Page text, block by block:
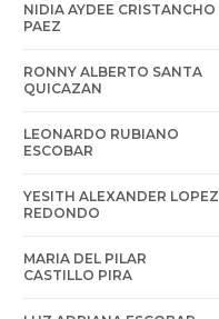
NIDIA AYDEE CRISTANCHO
PAEZ
RONNY ALBERTO SANTA
QUICAZAN
LEONARDO RUBIANO
ESCOBAR
YESITH ALEXANDER LOPEZ
REDONDO
MARIA DEL PILAR
CASTILLO PIRA